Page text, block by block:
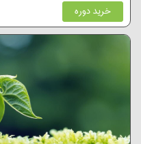
خرید دوره